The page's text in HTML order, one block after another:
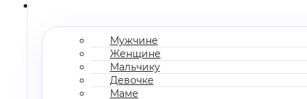
Мужчине
Женщине
Мальчику
Девочке
Маме